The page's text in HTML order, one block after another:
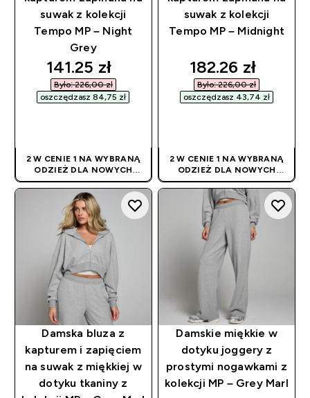
suwak z kolekcji
Tempo MP – Night
Grey
discounted price
141.25 zł‎
Było: 226,00 zł‎
oszczędzasz 84,75 zł‎
2 W CENIE 1 NA WYBRANĄ
ODZIEŻ DLA NOWYCH
KLIENTÓW! RABAT
NALICZANY
AUTOMATYCZNIE
suwak z kolekcji
Tempo MP – Midnight
discounted
182.26 zł‎
Było: 226,00 zł‎
oszczędzasz 43,74 zł‎
2 W CENIE 1 NA WYBRANĄ
ODZIEŻ DLA NOWYCH
KLIENTÓW! RABAT
NALICZANY
AUTOMATYCZNIE
Damska bluza z
kapturem i zapięciem
na suwak z miękkiej w
dotyku tkaniny z
Damskie miękkie w
dotyku joggery z
prostymi nogawkami z
kolekcji MP – Grey Marl